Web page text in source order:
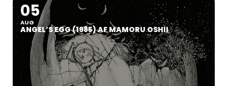
05
AUG
ANGEL’S EGG (1985) AF MAMORU OSHII